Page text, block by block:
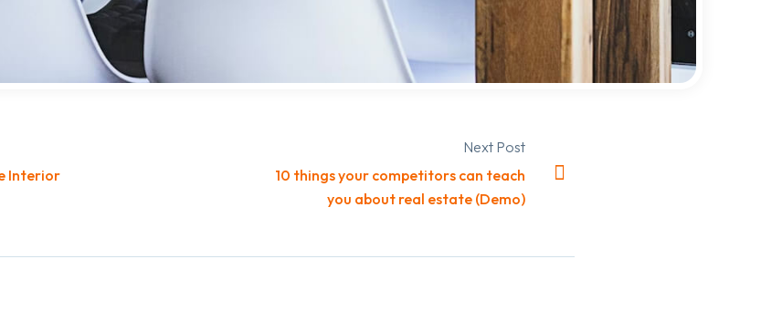
Interior
Next Post
10 things your competitors can teach
you about real estate (Demo)